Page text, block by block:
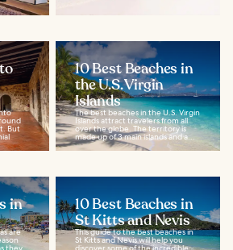
But
10 Best Beaches in
the U.S. Virgin
Islands
The best beaches in the U.S. Virgin
Islands attract travelers from all
over the globe. The territory is
made up of 3 main islands and a...
in
are
10 Best Beaches in
St Kitts and Nevis
This guide to the best beaches in
St Kitts and Nevis will help you